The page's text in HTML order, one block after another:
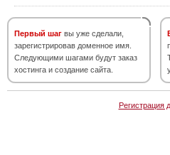
Первый шаг вы уже сделали,
зарегистрировав доменное имя.
Следующими шагами будут заказ
хостинга и создание сайта.
Регистрация